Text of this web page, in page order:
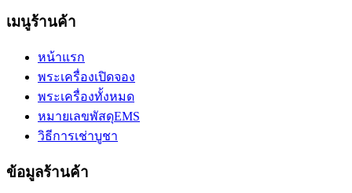
เมนูร้านค้า
หน้าแรก
พระเครื่องเปิดจอง
พระเครื่องทั้งหมด
หมายเลขพัสดุEMS
วิธีการเช่าบูชา
ข้อมูลร้านค้า